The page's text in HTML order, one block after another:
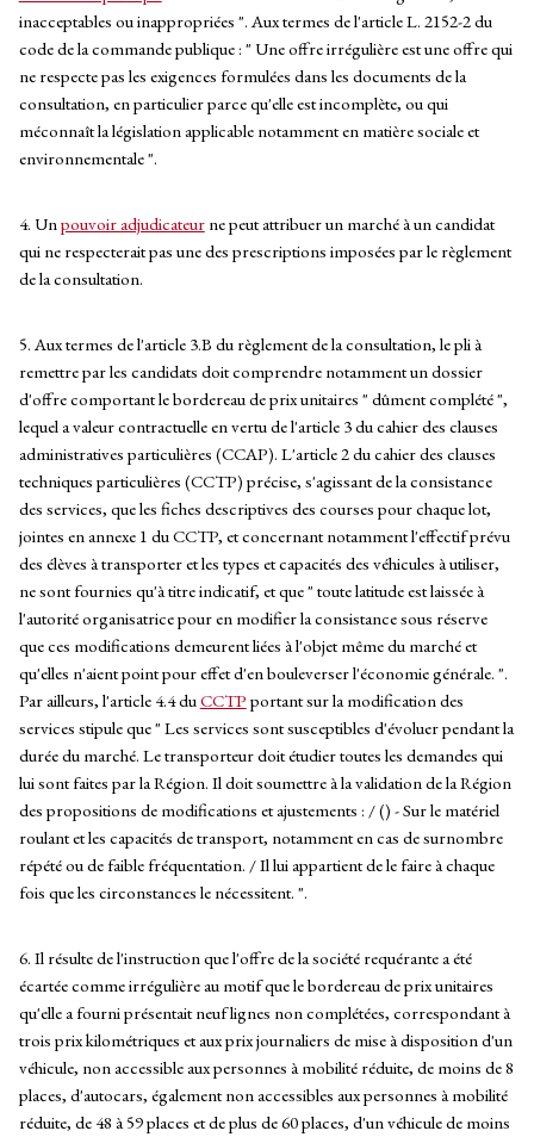
inacceptables ou inappropriées ". Aux termes de l'article L. 2152-2 du
code de la commande publique : " Une offre irrégulière est une offre qui
ne respecte pas les exigences formulées dans les documents de la
consultation, en particulier parce qu'elle est incomplète, ou qui
méconnaît la législation applicable notamment en matière sociale et
environnementale ".
4. Unpouvoir adjudicateurne peut attribuer un marché à un candidat
qui ne respecterait pas une des prescriptions imposées par le règlement
de la consultation.
5. Aux termes de l'article 3.B du règlement de la consultation, le pli à
remettre par les candidats doit comprendre notamment un dossier
d'offre comportant le bordereau de prix unitaires " dûment complété ",
lequel a valeur contractuelle en vertu de l'article 3 du cahier des clauses
administratives particulières (CCAP). L'article 2 du cahier des clauses
techniques particulières (CCTP) précise, s'agissant de la consistance
des services, que les fiches descriptives des courses pour chaque lot,
jointes en annexe 1 du CCTP, et concernant notamment l'effectif prévu
des élèves à transporter et les types et capacités des véhicules à utiliser,
ne sont fournies qu'à titre indicatif, et que " toute latitude est laissée à
l'autorité organisatrice pour en modifier la consistance sous réserve
que ces modifications demeurent liées à l'objet même du marché et
qu'elles n'aient point pour effet d'en bouleverser l'économie générale. ".
Par ailleurs, l'article 4.4 duCCTP portant sur la modification des
services stipule que " Les services sont susceptibles d'évoluer pendant la
durée du marché. Le transporteur doit étudier toutes les demandes qui
lui sont faites par la Région. Il doit soumettre à la validation de la Région
des propositions de modifications et ajustements : / () - Sur le matériel
roulant et les capacités de transport, notamment en cas de surnombre
répété ou de faible fréquentation. / Il lui appartient de le faire à chaque
fois que les circonstances le nécessitent. ".
6. Il résulte de l'instruction que l'offre de la société requérante a été
écartée comme irrégulière au motif que le bordereau de prix unitaires
qu'elle a fourni présentait neuf lignes non complétées, correspondant à
trois prix kilométriques et aux prix journaliers de mise à disposition d'un
véhicule, non accessible aux personnes à mobilité réduite, de moins de 8
places, d'autocars, également non accessibles aux personnes à mobilité
réduite, de 48 à 59 places et de plus de 60 places, d'un véhicule de moins